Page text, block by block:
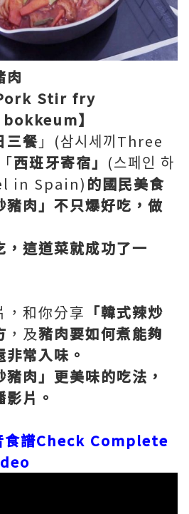
肉
Stir fry
】
三餐 」(삼시세끼Three
西班牙寄宿」 (스페인 하
in Spain) 的國民美食
肉」不只爆好吃，做
，這道菜就成功了一
，和你分享 「韓式辣炒
，及豬肉要如何煮能夠
常入味。
肉」更美味的吃法，
片。
食譜Check Complete